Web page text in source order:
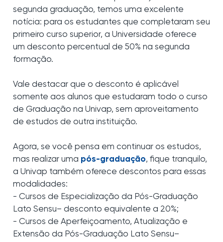
segunda graduação, temos uma excelente
notícia: para os estudantes que completaram seu
primeiro curso superior, a Universidade oferece
um desconto percentual de 50% na segunda
formação.
Vale destacar que o desconto é aplicável
somente aos alunos que estudaram todo o curso
de Graduação na Univap, sem aproveitamento
de estudos de outra instituição.
Agora, se você pensa em continuar os estudos,
mas realizar uma pós-graduação, fique tranquilo,
a Univap também oferece descontos para essas
modalidades:
- Cursos de Especialização da Pós-Graduação
Lato Sensu– desconto equivalente a 20%;
- Cursos de Aperfeiçoamento, Atualização e
Extensão da Pós-Graduação Lato Sensu–